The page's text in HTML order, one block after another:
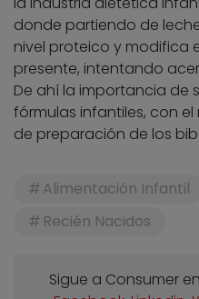
donde partiendo de
nivel proteico y modifica
presente, intentando
De ahí la importancia de
fórmulas infantiles, con
de preparación de los
Alimentación Infantil
Recién Nacidos
Sigue a Consumer en